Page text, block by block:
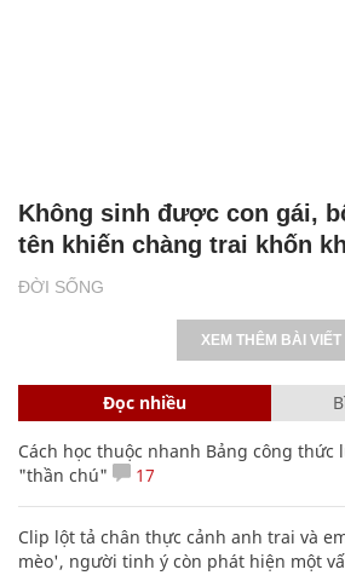
ĐỜI SỐNG
Không sinh được con gái,
tên khiến chàng trai khốn
XEM THÊM BÀI VIẾT
Đọc nhiều
Cách học thuộc nhanh Bảng công
"thần chú"
17
Clip lột tả chân thực cảnh anh trai và
mèo', người tinh ý còn phát hiện một